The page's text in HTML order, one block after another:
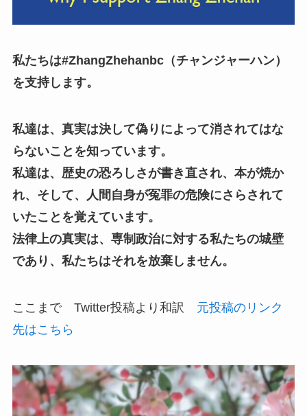
私たちは#ZhangZhehanbc（チャンジャーハン）
を支持します。
私達は、真実は決して偽りによって消されてはな
らないことを知っています。
私達は、歴史の恐ろしさが書き直され、本が焼か
れ、そして、人間自身が冤罪の危険にさらされて
いたことを覚えています。
法律上の真実は、専制政治に対する私たちの城壁
であり、私たちはそれを放棄しません。
ここまで Twitter投稿より和訳 元投稿のリンク
先はこちら